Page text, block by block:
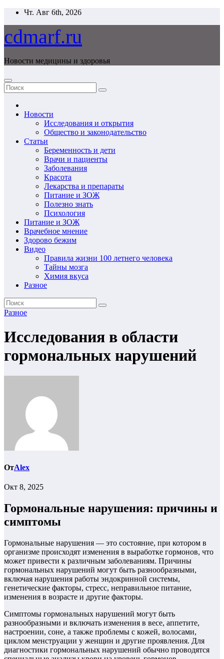
Перейти
содержимому
Чт. Авг 6th, 2026
cdmarf.ru
Новости медицины и здоровья
Новости
Исследования и открытия
Общество и законодательство
Статьи
Беременность и дети
Врачи и пациенты
Заболевания
Красота
Лекарства и препараты
Питание и ЗОЖ
Полезно знать
Психология
Питание и ЗОЖ
Врачебное мнение
Здорово бежим
Видео
Правила жизни 100 летнего человека
Тайны мозга
Химия вкуса
Разное
Разное
Исследования в области
гормональных нарушений
ОтAlex
Окт 8, 2025
Гормональные нарушения: причины и
симптомы
Гормональные нарушения — это состояние, при котором в
организме происходят изменения в выработке гормонов, что
может привести к различным заболеваниям. Причины
гормональных нарушений могут быть разнообразными,
включая нарушения работы эндокринной системы,
генетические факторы, стресс, неправильное питание,
изменения в возрасте и другие факторы.
Симптомы гормональных нарушений могут быть
разнообразными и включать изменения в весе, аппетите,
настроении, соне, а также проблемы с кожей, волосами,
циклом менструации у женщин и другие проявления. Для
диагностики гормональных нарушений обычно проводятся